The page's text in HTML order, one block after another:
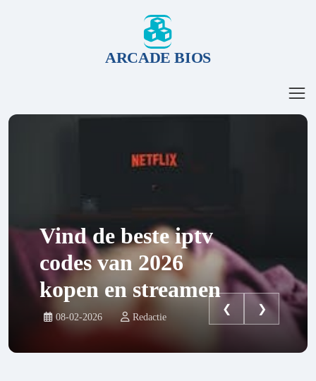
ARCADE BIOS
Vind de beste iptv
codes van 2026
kopen en streamen
08-02-2026 Redactie
❮ ❯